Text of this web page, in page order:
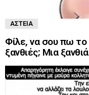
ΑΣΤΕΊΑ
Φίλε, να σου πω το
ξανθιές; Μια